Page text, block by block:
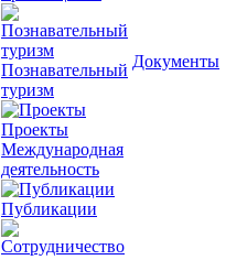
Познавательный
туризм
Проекты
Международная
деятельность
Публикации
Документы